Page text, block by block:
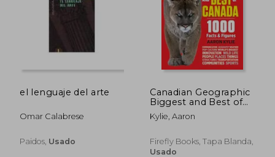
50%
dcto. $ 48.867
10%
dcto. $
el lenguaje del arte
Omar Calabrese
Paidos, Usado
Canadian Geographic
Biggest and Best of
Canada: 1000 Facts
and Figures (en
Kylie, Aaron
Firefly Books, Tapa Blanda,
Usado